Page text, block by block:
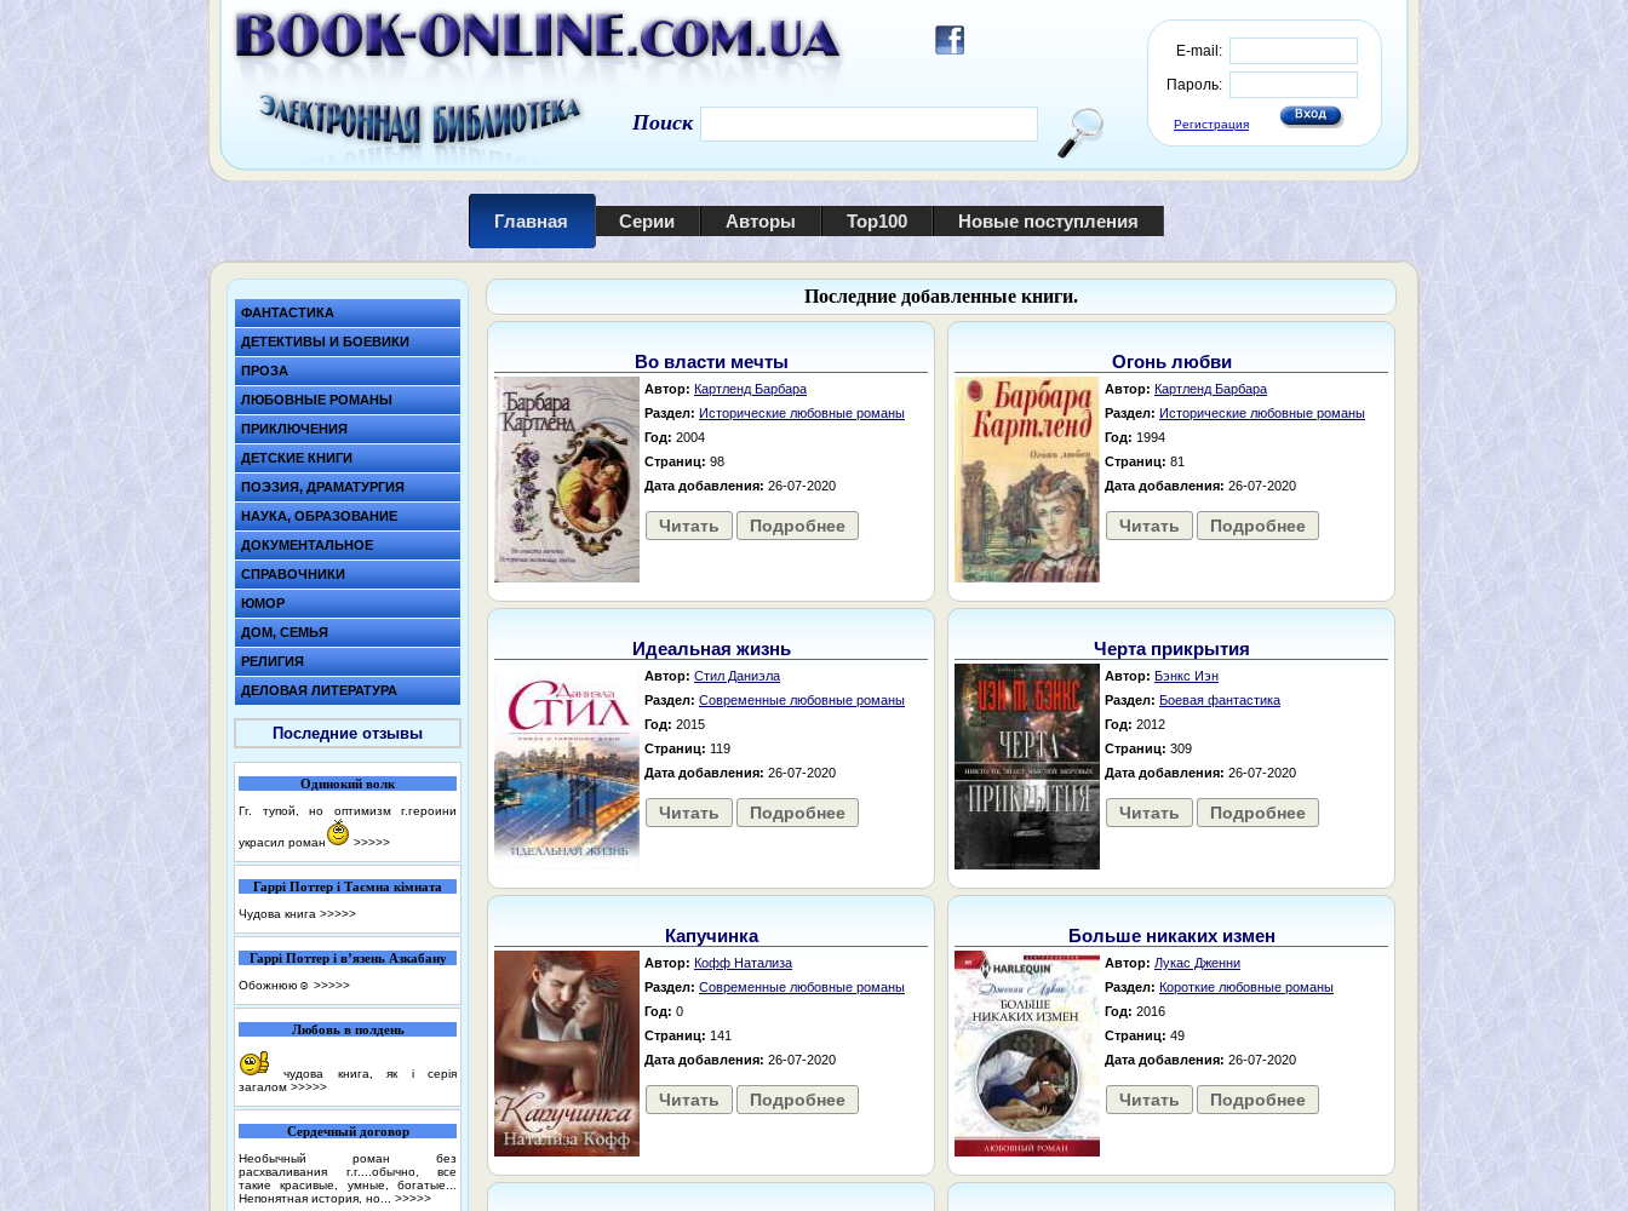
E-mail:
Пароль:
Регистрация
Поиск
Главная Серии Авторы Top100 Новые поступления
ФАНТАСТИКА
ДЕТЕКТИВЫ И БОЕВИКИ
ПРОЗА
ЛЮБОВНЫЕ РОМАНЫ
ПРИКЛЮЧЕНИЯ
ДЕТСКИЕ КНИГИ
ПОЭЗИЯ, ДРАМАТУРГИЯ
НАУКА, ОБРАЗОВАНИЕ
ДОКУМЕНТАЛЬНОЕ
СПРАВОЧНИКИ
ЮМОР
ДОМ, СЕМЬЯ
РЕЛИГИЯ
ДЕЛОВАЯ ЛИТЕРАТУРА
Последние отзывы
Одинокий волк
Гг. тупой, но оптимизм г.героини
украсил роман >>>>>
Гаррі Поттер і Таємна кімната
Чудова книга >>>>>
Гаррі Поттер і в’язень Азкабану
Обожнюю☺️ >>>>>
Любовь в полдень
чудова книга, як і серія
загалом >>>>>
Сердечный договор
Необычный роман без
расхваливания г.г....обычно, все
такие красивые, умные, богатые...
Непонятная история, но... >>>>>
Последние добавленные книги.
Во власти мечты
Автор: Картленд Барбара
Раздел: Исторические любовные романы
Год: 2004
Страниц: 98
Дата добавления: 26-07-2020
Читать Подробнее
Огонь любви
Автор: Картленд Барбара
Раздел: Исторические любовные романы
Год: 1994
Страниц: 81
Дата добавления: 26-07-2020
Читать Подробнее
Идеальная жизнь
Автор: Стил Даниэла
Раздел: Современные любовные романы
Год: 2015
Страниц: 119
Дата добавления: 26-07-2020
Читать Подробнее
Черта прикрытия
Автор: Бэнкс Иэн
Раздел: Боевая фантастика
Год: 2012
Страниц: 309
Дата добавления: 26-07-2020
Читать Подробнее
Капучинка
Автор: Кофф Натализа
Раздел: Современные любовные романы
Год: 0
Страниц: 141
Дата добавления: 26-07-2020
Читать Подробнее
Больше никаких измен
Автор: Лукас Дженни
Раздел: Короткие любовные романы
Год: 2016
Страниц: 49
Дата добавления: 26-07-2020
Читать Подробнее